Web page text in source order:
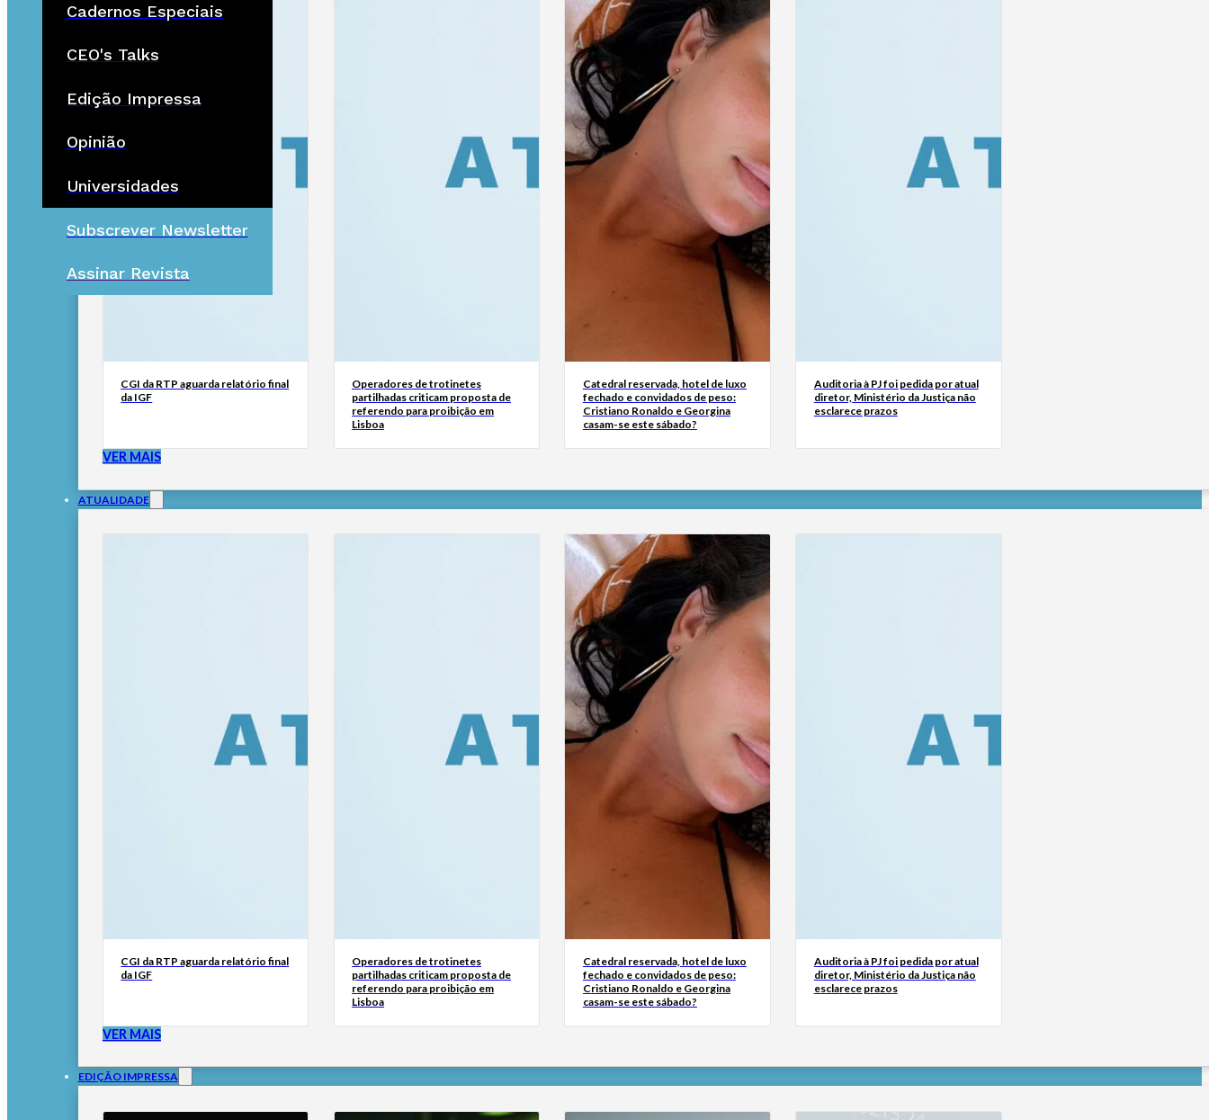
Cadernos Especiais
CEO's Talks
Edição Impressa
Opinião
Universidades
Subscrever Newsletter
Assinar Revista
CGI da RTP aguarda relatório final
da IGF
Operadores de trotinetes
partilhadas criticam proposta de
referendo para proibição em
Lisboa
Catedral reservada, hotel de luxo
fechado e convidados de peso:
Cristiano Ronaldo e Georgina
casam-se este sábado?
Auditoria à PJ foi pedida por atual
diretor, Ministério da Justiça não
esclarece prazos
VER MAIS
ATUALIDADE
CGI da RTP aguarda relatório final
da IGF
Operadores de trotinetes
partilhadas criticam proposta de
referendo para proibição em
Lisboa
Catedral reservada, hotel de luxo
fechado e convidados de peso:
Cristiano Ronaldo e Georgina
casam-se este sábado?
Auditoria à PJ foi pedida por atual
diretor, Ministério da Justiça não
esclarece prazos
VER MAIS
EDIÇÃO IMPRESSA